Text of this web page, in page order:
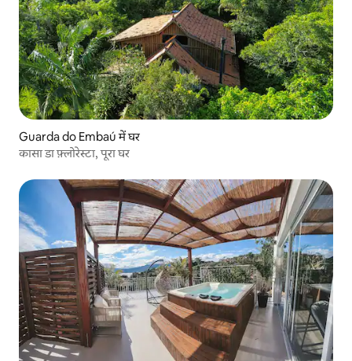
Guarda do Embaú में घर
कासा डा फ़्लोरेस्टा, पूरा घर